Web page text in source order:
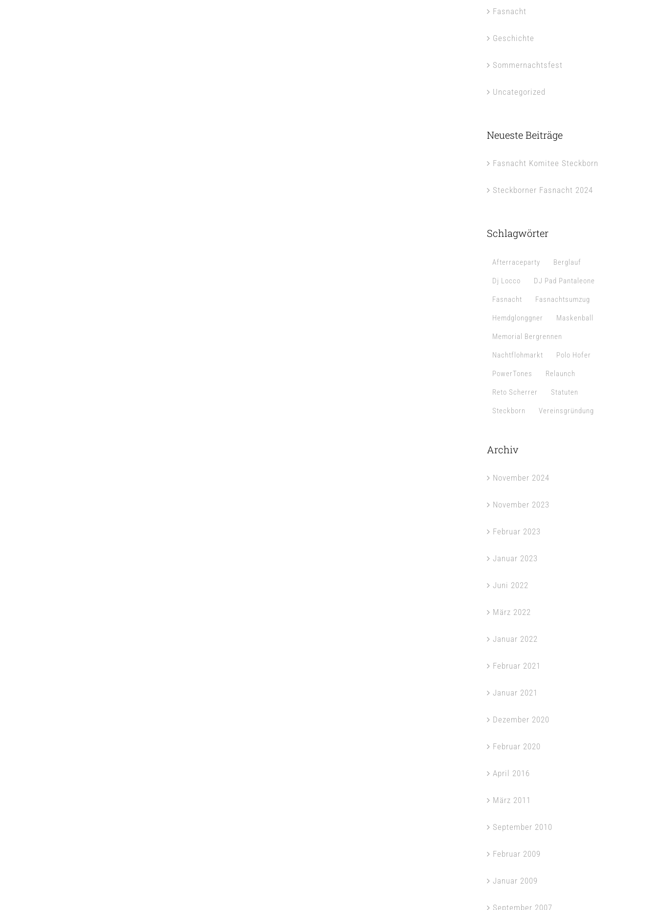
Fasnacht
Geschichte
Sommernachtsfest
Uncategorized
Neueste Beiträge
Fasnacht Komitee Steckborn
Steckborner Fasnacht 2024
Schlagwörter
Afterraceparty Berglauf
Dj Locco DJ Pad Pantaleone
Fasnacht Fasnachtsumzug
Hemdglonggner Maskenball
Memorial Bergrennen
Nachtflohmarkt Polo Hofer
PowerTones Relaunch
Reto Scherrer Statuten
Steckborn Vereinsgründung
Archiv
November 2024
November 2023
Februar 2023
Januar 2023
Juni 2022
März 2022
Januar 2022
Februar 2021
Januar 2021
Dezember 2020
Februar 2020
April 2016
März 2011
September 2010
Februar 2009
Januar 2009
September 2007